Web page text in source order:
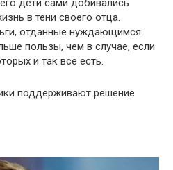
дети сами добивались
в тени своего отца.
отданные нуждающимся
пользы, чем в случае, если
и так все есть.
поддерживают решение